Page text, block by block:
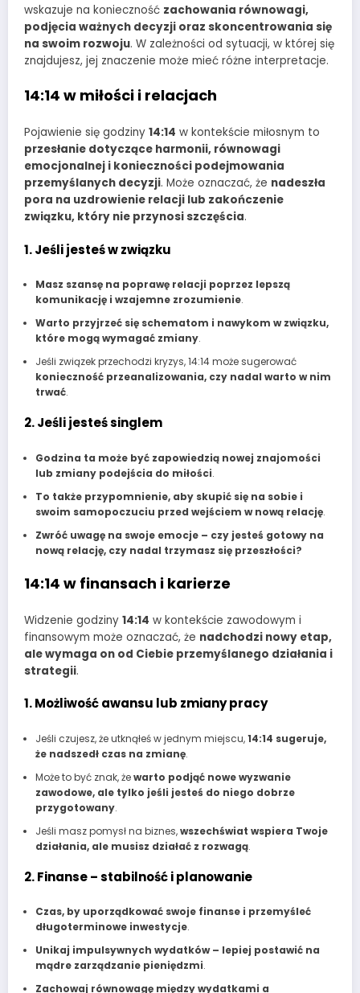
wskazuje na konieczność zachowania równowagi,
podjęcia ważnych decyzji oraz skoncentrowania się
na swoim rozwoju. W zależności od sytuacji, w której się
znajdujesz, jej znaczenie może mieć różne interpretacje.
14:14 w miłości i relacjach
Pojawienie się godziny 14:14 w kontekście miłosnym to
przesłanie dotyczące harmonii, równowagi
emocjonalnej i konieczności podejmowania
przemyślanych decyzji. Może oznaczać, że nadeszła
pora na uzdrowienie relacji lub zakończenie
związku, który nie przynosi szczęścia.
1. Jeśli jesteś w związku
Masz szansę na poprawę relacji poprzez lepszą
komunikację i wzajemne zrozumienie.
Warto przyjrzeć się schematom i nawykom w związku,
które mogą wymagać zmiany.
Jeśli związek przechodzi kryzys, 14:14 może sugerować
konieczność przeanalizowania, czy nadal warto w nim
trwać.
2. Jeśli jesteś singlem
Godzina ta może być zapowiedzią nowej znajomości
lub zmiany podejścia do miłości.
To także przypomnienie, aby skupić się na sobie i
swoim samopoczuciu przed wejściem w nową relację.
Zwróć uwagę na swoje emocje – czy jesteś gotowy na
nową relację, czy nadal trzymasz się przeszłości?
14:14 w finansach i karierze
Widzenie godziny 14:14 w kontekście zawodowym i
finansowym może oznaczać, że nadchodzi nowy etap,
ale wymaga on od Ciebie przemyślanego działania i
strategii.
1. Możliwość awansu lub zmiany pracy
Jeśli czujesz, że utknąłeś w jednym miejscu,14:14 sugeruje,
że nadszedł czas na zmianę.
Może to być znak, żewarto podjąć nowe wyzwanie
zawodowe, ale tylko jeśli jesteś do niego dobrze
przygotowany.
Jeśli masz pomysł na biznes,wszechświat wspiera Twoje
działania, ale musisz działać z rozwagą.
2. Finanse – stabilność i planowanie
Czas, by uporządkować swoje finanse i przemyśleć
długoterminowe inwestycje.
Unikaj impulsywnych wydatków – lepiej postawić na
mądre zarządzanie pieniędzmi.
Zachowaj równowagę między wydatkami a